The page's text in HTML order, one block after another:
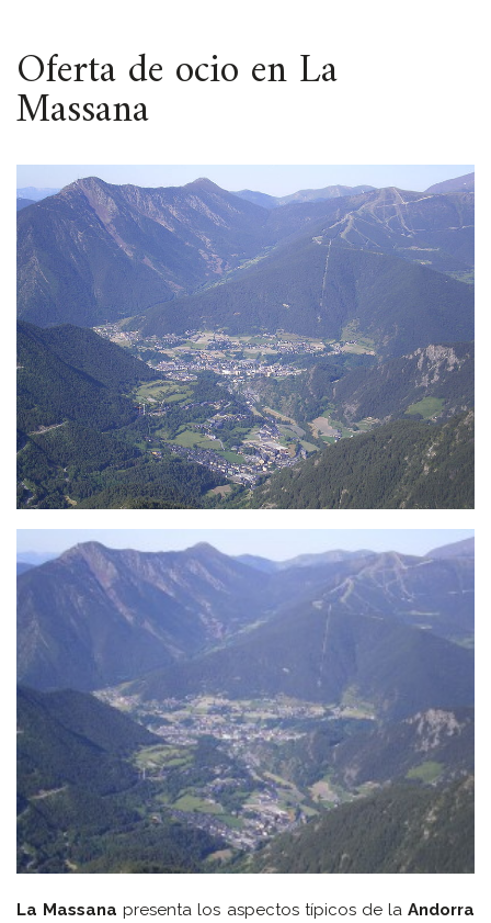
ESPACIO
Oferta de ocio en La
Massana
La Massana presenta los aspectos típicos de la Andorra